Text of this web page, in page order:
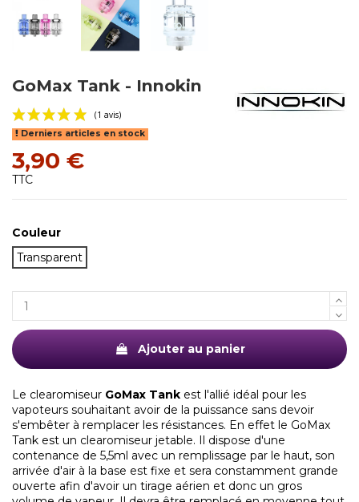
GoMax Tank - Innokin
Derniers articles en stock
3,90 €
TTC
Couleur
Transparent
Ajouter au panier
Le clearomiseur GoMax Tank est l'allié idéal pour les
vapoteurs souhaitant avoir de la puissance sans devoir
s'embêter à remplacer les résistances. En effet le GoMax
Tank est un clearomiseur jetable. Il dispose d'une
contenance de 5,5ml avec un remplissage par le haut, son
arrivée d'air à la base est fixe et sera constamment grande
ouverte afin d'avoir un tirage aérien et donc un gros